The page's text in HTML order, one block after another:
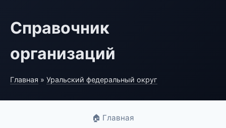
Справочник
организаций
Главная » Уральский федеральный округ
🏠 Главная